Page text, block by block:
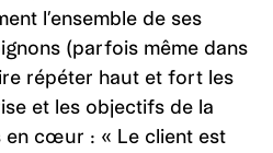
l’ensemble de ses
(parfois même dans
répéter haut et fort les
et les objectifs de la
en cœur : « Le client est